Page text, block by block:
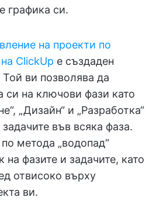
графика си.
на проекти по
ClickUp е създаден
ви позволява да
си на ключови фази като
„Дизайн“ и „Разработка“
във всяка фаза.
метода „водопад“
на фазите и задачите, като
отвисоко върху
ви.